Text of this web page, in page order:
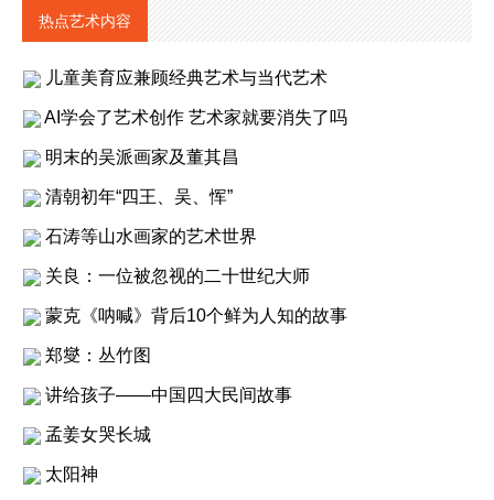
热点艺术内容
儿童美育应兼顾经典艺术与当代艺术
AI学会了艺术创作 艺术家就要消失了吗
明末的吴派画家及董其昌
清朝初年“四王、吴、恽”
石涛等山水画家的艺术世界
关良：一位被忽视的二十世纪大师
蒙克《呐喊》背后10个鲜为人知的故事
郑燮：丛竹图
讲给孩子——中国四大民间故事
孟姜女哭长城
太阳神